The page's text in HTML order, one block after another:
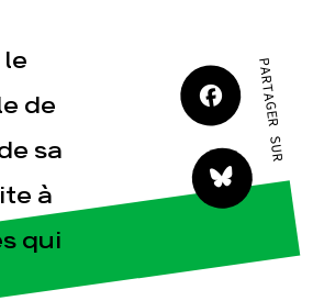
de
sa
à
qui
PARTAGER SUR